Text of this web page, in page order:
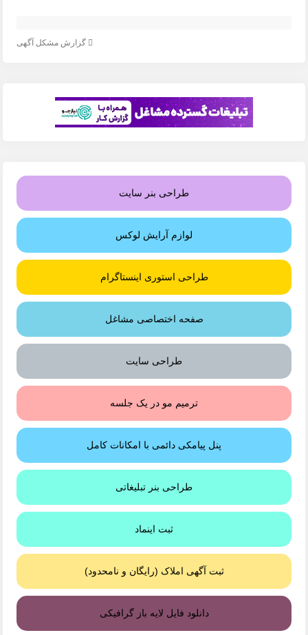
گزارش مشکل آگهی
طراحی بنر سایت
لوازم آرایش لوکس
طراحی استوری اینستاگرام
صفحه اختصاصی مشاغل
طراحی سایت
ترمیم مو در یک جلسه
پنل پیامکی دائمی با امکانات کامل
طراحی بنر تبلیغاتی
ثبت اینماد
ثبت آگهی املاک (رایگان و نامحدود)
دانلود فایل لایه باز گرافیکی